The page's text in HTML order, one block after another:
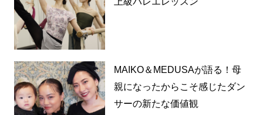
MAIKO＆MEDUSAが語る！母
親になったからこそ感じたダン
サーの新たな価値観